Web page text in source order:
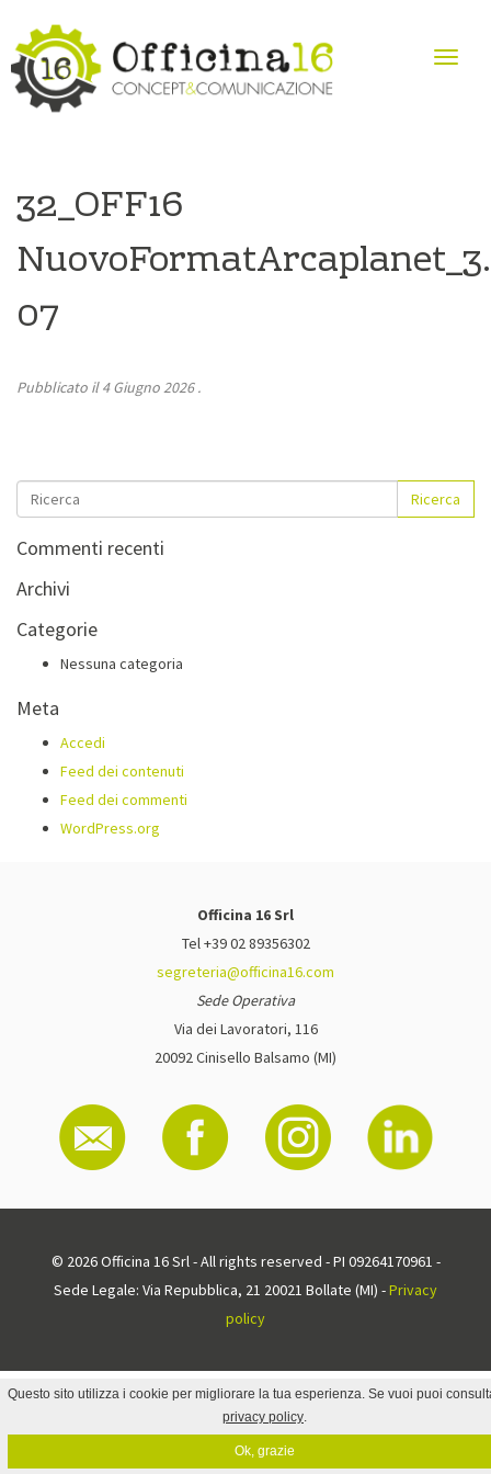
Questo sito utilizza i cookie per migliorare la tua esperienza. Se vuoi puoi
privacy policy.
Ok, grazie
32_OFF16
07
Pubblicato il4 Giugno 2026.
Ricerca
Commenti recenti
Archivi
Categorie
Nessuna categoria
Meta
Accedi
Feed dei contenuti
Feed dei commenti
WordPress.org
Officina 16 Srl
Tel +39 02 89356302
segreteria@officina16.com
Sede Operativa
Via dei Lavoratori, 116
20092 Cinisello Balsamo (MI)
© 2026 Officina 16 Srl - All rights reserved - PI 09264170961 -
Sede Legale: Via Repubblica, 21 20021 Bollate (MI) -Privacy
policy